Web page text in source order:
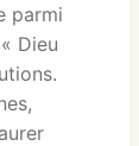
parmi
Dieu